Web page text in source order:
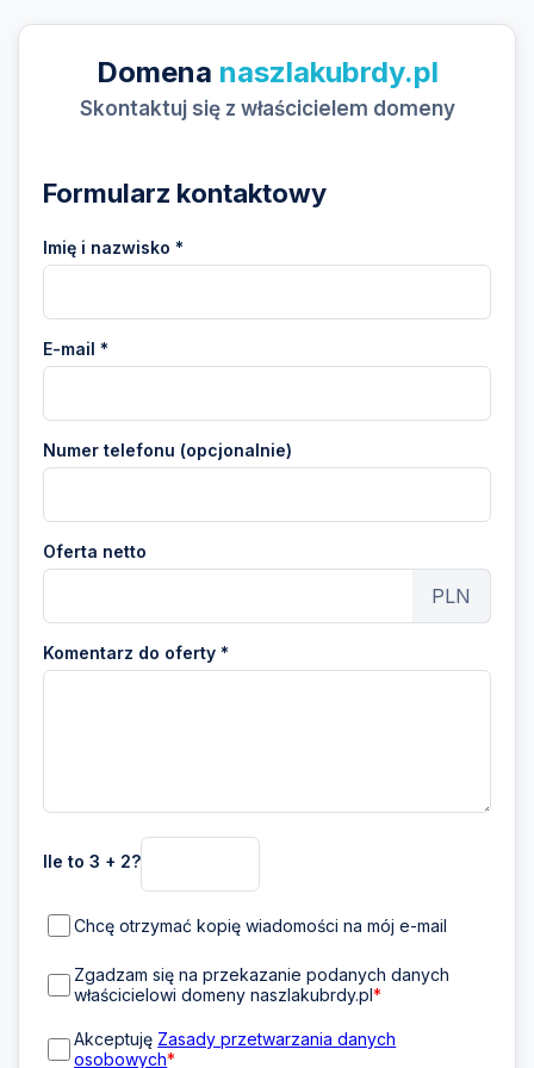
Domena naszlakubrdy.pl
Skontaktuj się z właścicielem domeny
Formularz kontaktowy
Imię i nazwisko *
E-mail *
Numer telefonu (opcjonalnie)
Oferta netto
PLN
Komentarz do oferty *
Ile to 3 + 2?
Chcę otrzymać kopię wiadomości na mój e-mail
Zgadzam się na przekazanie podanych danych
właścicielowi domeny naszlakubrdy.pl*
Akceptuję Zasady przetwarzania danych
osobowych*